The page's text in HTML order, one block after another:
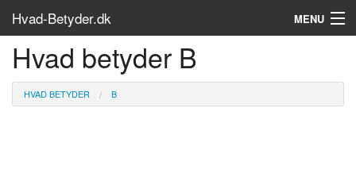
Hvad-Betyder.dk MENU
Om siden
Søg...
Hvad betyder B
HVAD BETYDER B